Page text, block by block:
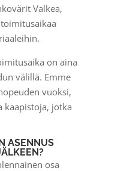
Valkea,
on aina
välillä. Emme
vuoksi,
kaapistoja, jotka
ASENNUS
osa